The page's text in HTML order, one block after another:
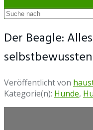
Der Beagle:
Veröffentlicht von
Kategorie(n): Hunde,